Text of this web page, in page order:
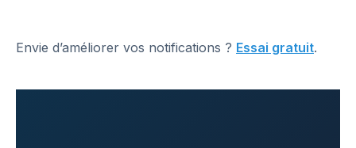
Envie d’améliorer vos notifications ? Essai gratuit.